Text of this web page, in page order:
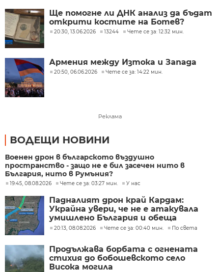
Ще помогне ли ДНК анализ да бъдат
открити костите на Ботев?
20:30, 13.06.2026 13244 Чете се за: 12:32 мин.
Армения между Изтока и Запада
20:50, 06.06.2026 Чете се за: 14:22 мин.
Реклама
ВОДЕЩИ НОВИНИ
Военен дрон в българското въздушно
пространство - защо не е бил засечен нито в
България, нито в Румъния?
19:45, 08.08.2026 Чете се за: 03:27 мин. У нас
Падналият дрон край Кардам:
Украйна увери, че не е атакувала
умишлено България и обеща
разследване
20:13, 08.08.2026 Чете се за: 00:40 мин. По света
Продължава борбата с огнената
стихия до бобошевското село
Висока могила